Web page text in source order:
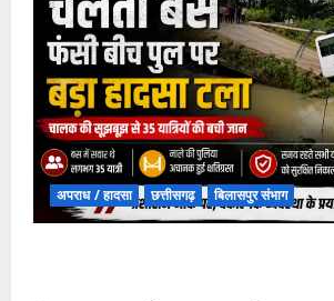
अपराध / हादसा छत्तीसगढ़ बिलासपुर संभाग